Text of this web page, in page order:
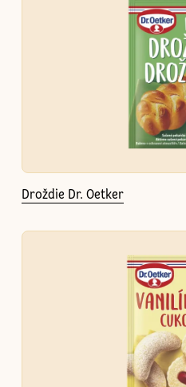
Droždie Dr. Oetker